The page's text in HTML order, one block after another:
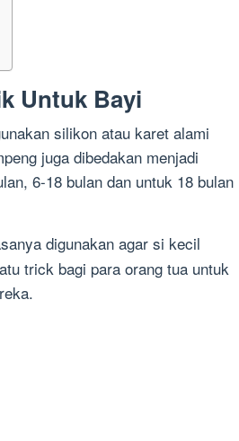
Untuk Bayi
silikon atau karet alami
juga dibedakan menjadi
6-18 bulan dan untuk 18 bulan
digunakan agar si kecil
trick bagi para orang tua untuk